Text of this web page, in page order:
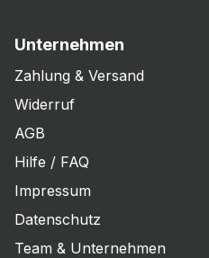
Unternehmen
Zahlung & Versand
Widerruf
AGB
Hilfe / FAQ
Impressum
Datenschutz
Team & Unternehmen